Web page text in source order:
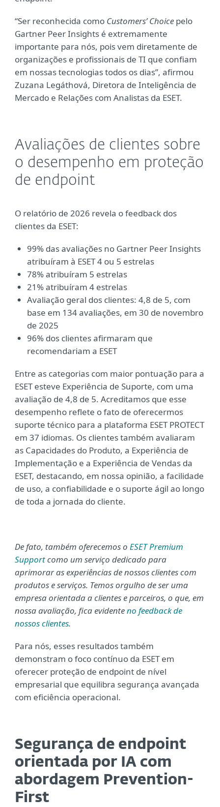
“Ser reconhecida como Customers’ Choice pelo
Gartner Peer Insights é extremamente
importante para nós, pois vem diretamente de
organizações e profissionais de TI que confiam
em nossas tecnologias todos os dias”, afirmou
Zuzana Legáthová, Diretora de Inteligência de
Mercado e Relações com Analistas da ESET.
Avaliações de clientes sobre
o desempenho em proteção
de endpoint
O relatório de 2026 revela o feedback dos
clientes da ESET:
99% das avaliações no Gartner Peer Insights
atribuíram à ESET 4 ou 5 estrelas
78% atribuíram 5 estrelas
21% atribuíram 4 estrelas
Avaliação geral dos clientes: 4,8 de 5, com
base em 134 avaliações, em 30 de novembro
de 2025
96% dos clientes afirmaram que
recomendariam a ESET
Entre as categorias com maior pontuação para a
ESET esteve Experiência de Suporte, com uma
avaliação de 4,8 de 5. Acreditamos que esse
desempenho reflete o fato de oferecermos
suporte técnico para a plataforma ESET PROTECT
em 37 idiomas. Os clientes também avaliaram
as Capacidades do Produto, a Experiência de
Implementação e a Experiência de Vendas da
ESET, destacando, em nossa opinião, a facilidade
de uso, a confiabilidade e o suporte ágil ao longo
de toda a jornada do cliente.
De fato, também oferecemos o ESET Premium
Supportcomo um serviço dedicado para
aprimorar as experiências de nossos clientes com
produtos e serviços. Temos orgulho de ser uma
empresa orientada a clientes e parceiros, o que, em
nossa avaliação, fica evidenteno feedback de
nossos clientes.
Para nós, esses resultados também
demonstram o foco contínuo da ESET em
oferecer proteção de endpoint de nível
empresarial que equilibra segurança avançada
com eficiência operacional.
Segurança de endpoint
orientada por IA com
abordagem Prevention-
First